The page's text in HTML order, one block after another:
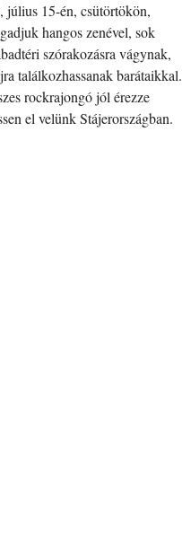
július 15-én, csütörtökön,
hangos zenével, sok
szórakozásra vágynak,
találkozhassanak barátaikkal.
rockrajongó jól érezze
el velünk Stájerországban.